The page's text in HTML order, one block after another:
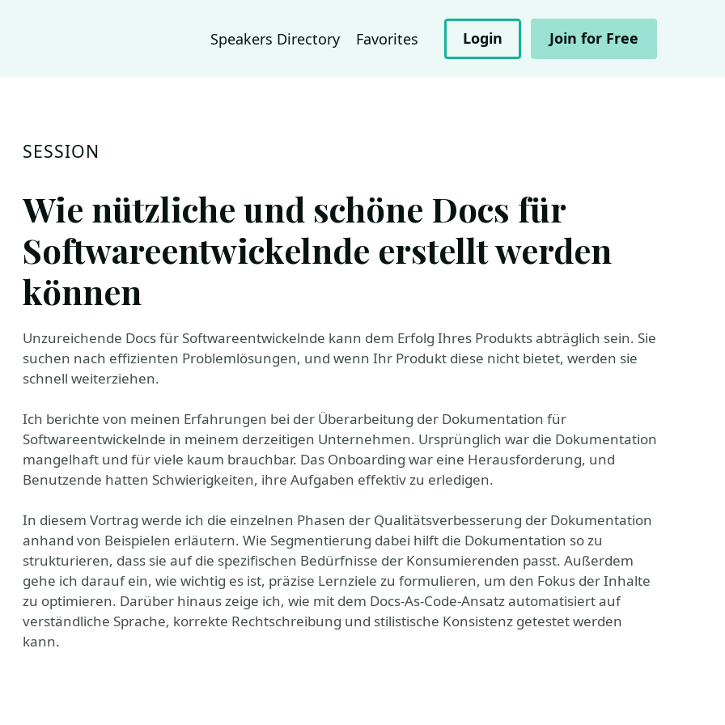
Speakers Directory Favorites Login Join for Free
SESSION
Wie nützliche und schöne Docs für
Softwareentwickelnde erstellt werden
können
Unzureichende Docs für Softwareentwickelnde kann dem Erfolg Ihres Produkts abträglich sein. Sie
suchen nach effizienten Problemlösungen, und wenn Ihr Produkt diese nicht bietet, werden sie
schnell weiterziehen.
Ich berichte von meinen Erfahrungen bei der Überarbeitung der Dokumentation für
Softwareentwickelnde in meinem derzeitigen Unternehmen. Ursprünglich war die Dokumentation
mangelhaft und für viele kaum brauchbar. Das Onboarding war eine Herausforderung, und
Benutzende hatten Schwierigkeiten, ihre Aufgaben effektiv zu erledigen.
In diesem Vortrag werde ich die einzelnen Phasen der Qualitätsverbesserung der Dokumentation
anhand von Beispielen erläutern. Wie Segmentierung dabei hilft die Dokumentation so zu
strukturieren, dass sie auf die spezifischen Bedürfnisse der Konsumierenden passt. Außerdem
gehe ich darauf ein, wie wichtig es ist, präzise Lernziele zu formulieren, um den Fokus der Inhalte
zu optimieren. Darüber hinaus zeige ich, wie mit dem Docs-As-Code-Ansatz automatisiert auf
verständliche Sprache, korrekte Rechtschreibung und stilistische Konsistenz getestet werden
kann.